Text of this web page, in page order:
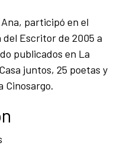
participó en el
del Escritor de 2005 a
publicados en La
juntos, 25 poetas y
Cinosargo.